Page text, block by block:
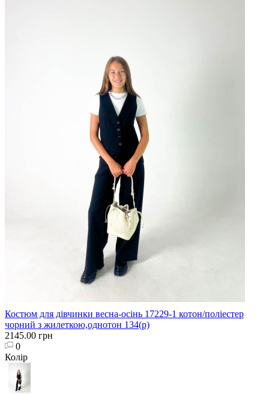
Костюм для дівчинки весна-осінь 17229-1 котон/поліестер
чорний з жилеткою,однотон 134(р)
2145.00 грн
0
Колір